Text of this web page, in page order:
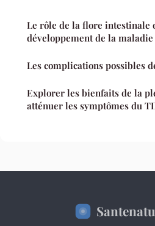
Le rôle de la flore intestinale
développement de la
Les complications possibles
Explorer les bienfaits de la
atténuer les symptômes du